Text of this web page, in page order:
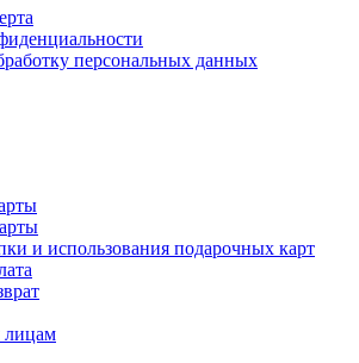
персональных данных
и использования подарочных карт